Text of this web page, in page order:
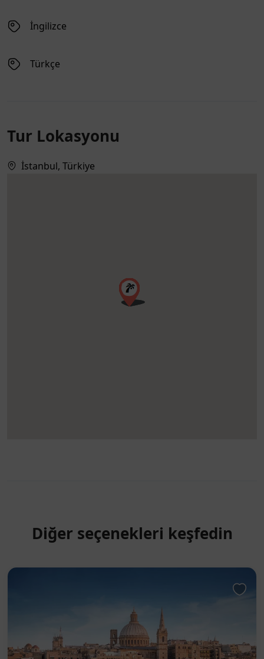
İngilizce
Türkçe
Tur Lokasyonu
İstanbul, Türkiye
Diğer seçenekleri keşfedin